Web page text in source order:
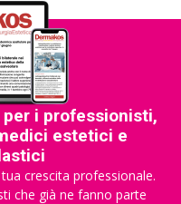
i professionisti,
estetici e
crescita professionale.
che già ne fanno parte